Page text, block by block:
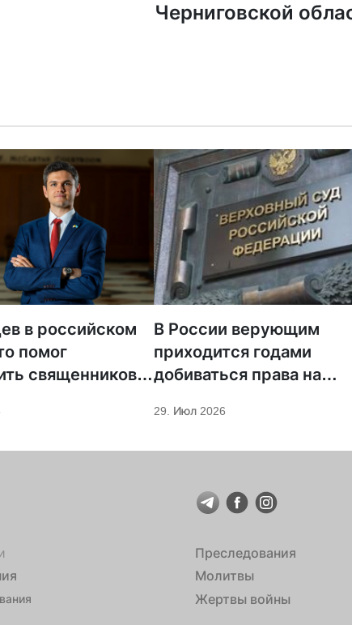
Черниговской
в российском
помог
священников
В России верующим
приходится годами
добиваться права на
29. Июл 2026
Преследования
Молитвы
Жертвы войны